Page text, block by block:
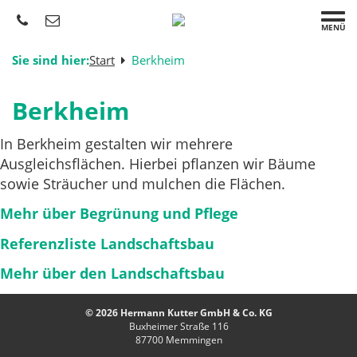
MENÜ
Sie sind hier:Start Berkheim
Berkheim
In Berkheim gestalten wir mehrere
Ausgleichsflächen. Hierbei pflanzen wir Bäume
sowie Sträucher und mulchen die Flächen.
Mehr über Begrünung und Pflege
Referenzliste Landschaftsbau
Mehr über den Landschaftsbau
© 2026 Hermann Kutter GmbH & Co. KG
Buxheimer Straße 116
87700Memmingen